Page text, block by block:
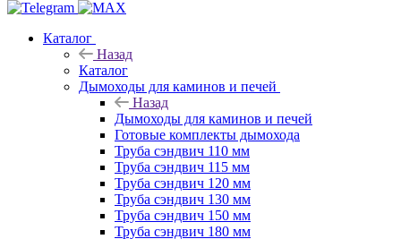
Каталог
Назад
Каталог
Дымоходы для каминов и печей
Назад
Дымоходы для каминов и печей
Готовые комплекты дымохода
Труба сэндвич 110 мм
Труба сэндвич 115 мм
Труба сэндвич 120 мм
Труба сэндвич 130 мм
Труба сэндвич 150 мм
Труба сэндвич 180 мм